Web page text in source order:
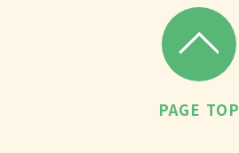
PAGE TOP